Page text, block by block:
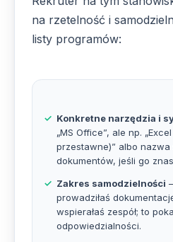
na rzetelność i
listy programów:
Konkretne narzędzia i
„MS Office”, ale np.
przestawne)” albo
dokumentów, jeśli go
Zakres samodzielności
prowadziłaś
wspierałaś zespół; to
odpowiedzialności.